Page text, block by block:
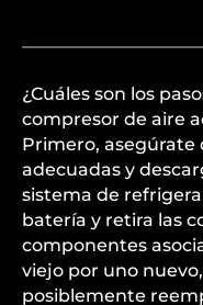
¿Cuáles son los
compresor de aire
Primero, asegúrate
adecuadas y
sistema de
batería y retira las
componentes
viejo por uno
posiblemente